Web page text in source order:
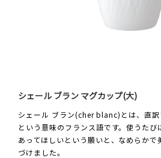
シェール ブラン マグカップ(大)
シェール ブラン(cher blanc)とは、直訳
という意味のフランス語です。使うた
あってほしいという願いと、なめらか
づけました。